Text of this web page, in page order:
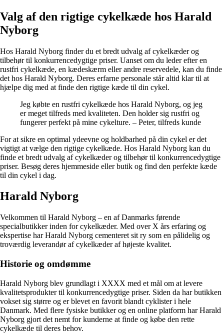
Valg af den rigtige cykelkæde hos Harald
Nyborg
Hos Harald Nyborg finder du et bredt udvalg af cykelkæder og
tilbehør til konkurrencedygtige priser. Uanset om du leder efter en
rustfri cykelkæde, en kædeskærm eller andre reservedele, kan du finde
det hos Harald Nyborg. Deres erfarne personale står altid klar til at
hjælpe dig med at finde den rigtige kæde til din cykel.
Jeg købte en rustfri cykelkæde hos Harald Nyborg, og jeg
er meget tilfreds med kvaliteten. Den holder sig rustfri og
fungerer perfekt på mine cykelture. – Peter, tilfreds kunde
For at sikre en optimal ydeevne og holdbarhed på din cykel er det
vigtigt at vælge den rigtige cykelkæde. Hos Harald Nyborg kan du
finde et bredt udvalg af cykelkæder og tilbehør til konkurrencedygtige
priser. Besøg deres hjemmeside eller butik og find den perfekte kæde
til din cykel i dag.
Harald Nyborg
Velkommen til Harald Nyborg – en af Danmarks førende
specialbutikker inden for cykelkæder. Med over X års erfaring og
ekspertise har Harald Nyborg cementeret sit ry som en pålidelig og
troværdig leverandør af cykelkæder af højeste kvalitet.
Historie og omdømme
Harald Nyborg blev grundlagt i XXXX med et mål om at levere
kvalitetsprodukter til konkurrencedygtige priser. Siden da har butikken
vokset sig større og er blevet en favorit blandt cyklister i hele
Danmark. Med flere fysiske butikker og en online platform har Harald
Nyborg gjort det nemt for kunderne at finde og købe den rette
cykelkæde til deres behov.